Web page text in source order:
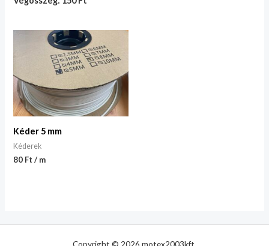
Kéder 5 mm
Kéderek
80 Ft / m
Copyright © 2026 motex2003kft.